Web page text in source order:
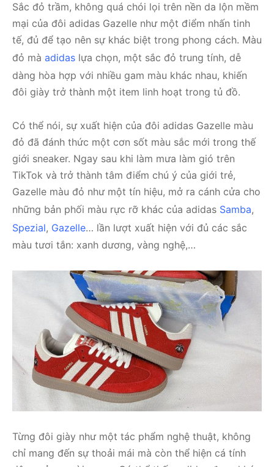
Sắc đỏ trầm, không quá chói lọi trên nền da lộn mềm
mại của đôi adidas Gazelle như một điểm nhấn tinh
tế, đủ để tạo nên sự khác biệt trong phong cách. Màu
đỏ mà adidas lựa chọn, một sắc đỏ trung tính, dễ
dàng hòa hợp với nhiều gam màu khác nhau, khiến
đôi giày trở thành một item linh hoạt trong tủ đồ.
Có thể nói, sự xuất hiện của đôi adidas Gazelle màu
đỏ đã đánh thức một cơn sốt màu sắc mới trong thế
giới sneaker. Ngay sau khi làm mưa làm gió trên
TikTok và trở thành tâm điểm chú ý của giới trẻ,
Gazelle màu đỏ như một tín hiệu, mở ra cánh cửa cho
những bản phối màu rực rỡ khác của adidas Samba,
Spezial, Gazelle… lần lượt xuất hiện với đủ các sắc
màu tươi tắn: xanh dương, vàng nghệ,…
Từng đôi giày như một tác phẩm nghệ thuật, không
chỉ mang đến sự thoải mái mà còn thể hiện cá tính